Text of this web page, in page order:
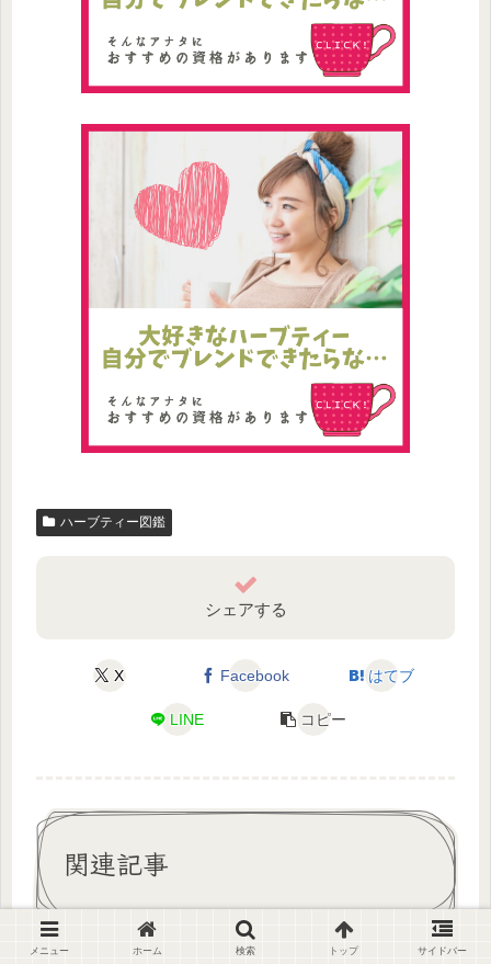
ハーブティー図鑑
シェアする
X Facebook はてブ
LINE コピー
関連記事
ローマンカモミールティーの
メニュー ホーム 検索 トップ サイドバー